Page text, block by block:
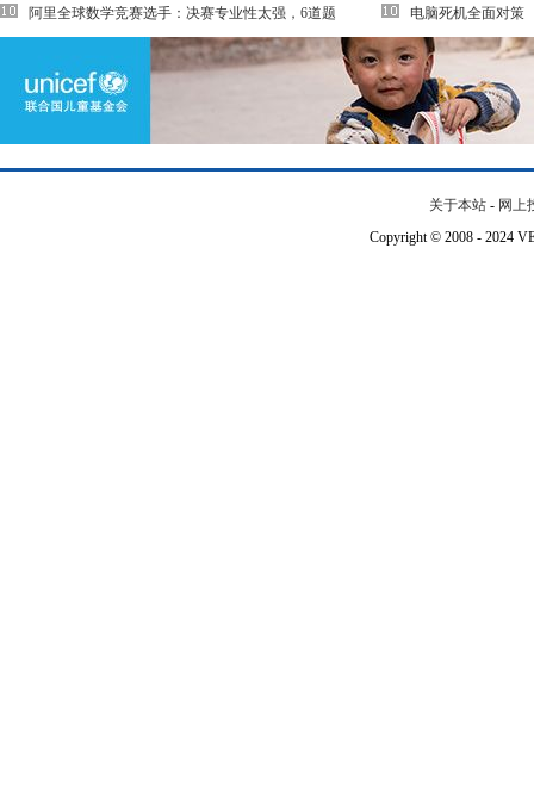
阿里全球数学竞赛选手：决赛专业性太强，6道题
电脑死机全面对策
关于本站 - 网上
Copyright © 2008 - 2024